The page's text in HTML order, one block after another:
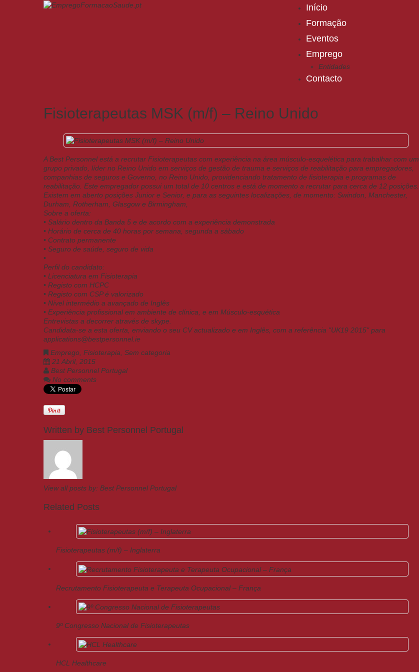
Início
Formação
Eventos
Emprego
Entidades
Contacto
Fisioterapeutas MSK (m/f) – Reino Unido
A Best Personnel está a recrutar Fisioterapeutas com experiência na área músculo-esquelética para trabalhar com um
grupo privado, líder no Reino Unido em serviços de gestão de trauma e serviços de reabilitação para empregadores,
companhias de seguros e Governo, no Reino Unido, providenciando tratamento de fisioterapia e programas de
reabilitação. Este empregador possui um total de 10 centros e está de momento a recrutar para cerca de 12 posições.
Existem em aberto posições Junior e Senior, e para as seguintes localizações, de momento: Swindon, Manchester,
Durham, Rotherham, Glasgow e Birmingham,
Sobre a oferta:
• Salário dentro da Banda 5 e de acordo com a experiência demonstrada
• Horário de cerca de 40 horas por semana, segunda a sábado
• Contrato permanente
• Seguro de saúde, seguro de vida
•
Perfil do candidato:
• Licenciatura em Fisioterapia
• Registo com HCPC
• Registo com CSP é valorizado
• Nível intermédio a avançado de Inglês
• Experiência profissional em ambiente de clínica, e em Músculo-esquética
Entrevistas a decorrer através de skype.
Candidata-se a esta oferta, enviando o seu CV actualizado e em Inglês, com a referência "UK19 2015" para
applications@bestpersonnel.ie
Emprego Fisioterapia Sem categoria
21 Abril, 2015
Best Personnel Portugal
No comments
Written by Best Personnel Portugal
View all posts by: Best Personnel Portugal
Related Posts
Fisioterapeutas (m/f) – Inglaterra
Recrutamento Fisioterapeuta e Terapeuta Ocupacional – França
9º Congresso Nacional de Fisioterapeutas
HCL Healthcare